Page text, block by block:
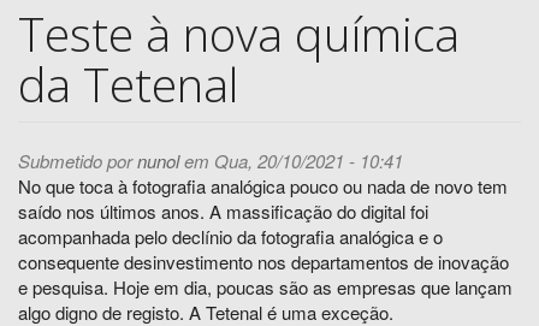
Teste à nova química
da Tetenal
Submetido pornunolem Qua, 20/10/2021 - 10:41
No que toca à fotografia analógica pouco ou nada de novo tem
saído nos últimos anos. A massificação do digital foi
acompanhada pelo declínio da fotografia analógica e o
consequente desinvestimento nos departamentos de inovação
e pesquisa. Hoje em dia, poucas são as empresas que lançam
algo digno de registo. A Tetenal é uma exceção.